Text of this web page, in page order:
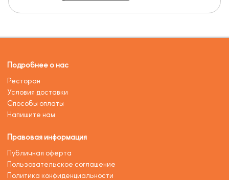
Подробнее о нас
Ресторан
Условия доставки
Способы оплаты
Напишите нам
Правовая информация
Публичная оферта
Пользовательское соглашение
Политика конфиденциальности